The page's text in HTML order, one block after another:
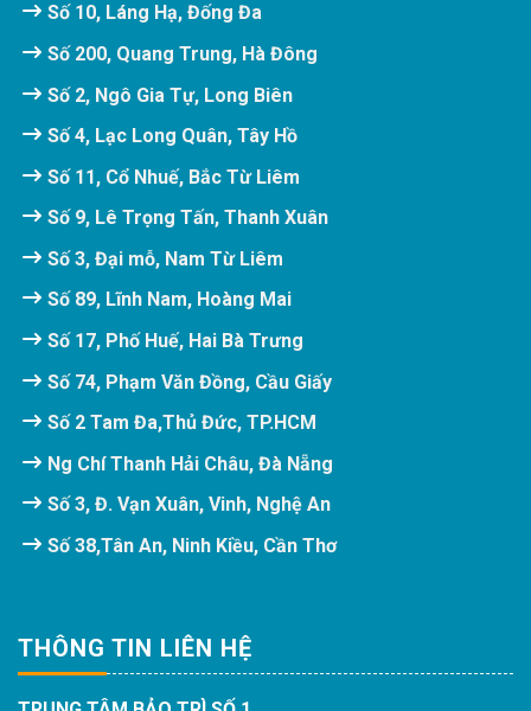
Số 10, Láng Hạ, Đống Đa
Số 200, Quang Trung, Hà Đông
Số 2, Ngô Gia Tự, Long Biên
Số 4, Lạc Long Quân, Tây Hồ
Số 11, Cổ Nhuế, Bắc Từ Liêm
Số 9, Lê Trọng Tấn, Thanh Xuân
Số 3, Đại mỗ, Nam Từ Liêm
Số 89, Lĩnh Nam, Hoàng Mai
Số 17, Phố Huế, Hai Bà Trưng
Số 74, Phạm Văn Đồng, Cầu Giấy
Số 2 Tam Đa,Thủ Đức, TP.HCM
Ng Chí Thanh Hải Châu, Đà Nẵng
Số 3, Đ. Vạn Xuân, Vinh, Nghệ An
Số 38,Tân An, Ninh Kiều, Cần Thơ
THÔNG TIN LIÊN HỆ